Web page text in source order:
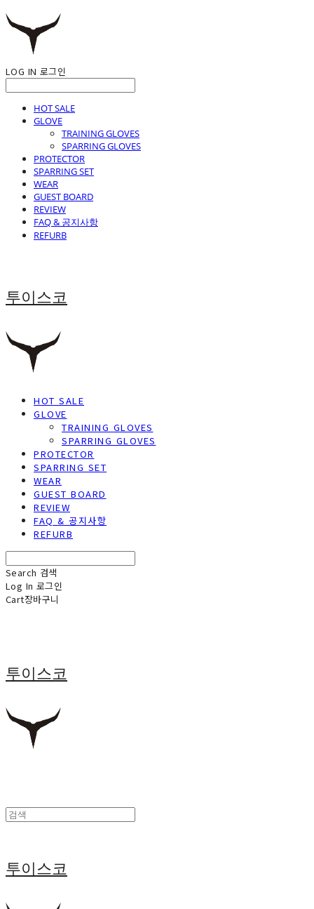
LOG IN 로그인
HOT SALE
GLOVE
TRAINING GLOVES
SPARRING GLOVES
PROTECTOR
SPARRING SET
WEAR
GUEST BOARD
REVIEW
FAQ & 공지사항
REFURB
투이스코
HOT SALE
GLOVE
TRAINING GLOVES
SPARRING GLOVES
PROTECTOR
SPARRING SET
WEAR
GUEST BOARD
REVIEW
FAQ & 공지사항
REFURB
Search 검색
Log In 로그인
Cart장바구니
투이스코
투이스코